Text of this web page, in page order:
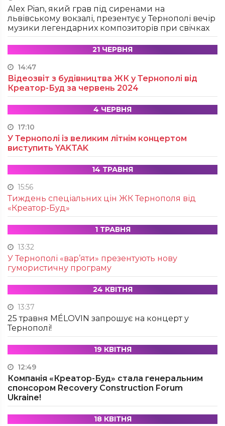
Alex Pian, який грав під сиренами на
львівському вокзалі, презентує у Тернополі вечір
музики легендарних композиторів при свічках
21 ЧЕРВНЯ
14:47
Відеозвіт з будівництва ЖК у Тернополі від
Креатор-Буд за червень 2024
4 ЧЕРВНЯ
17:10
У Тернополі із великим літнім концертом
виступить YAKTAK
14 ТРАВНЯ
15:56
Тиждень спеціальних цін ЖК Тернополя від
«Креатор-Буд»
1 ТРАВНЯ
13:32
У Тернополі «вар’яти» презентують нову
гумористичну програму
24 КВІТНЯ
13:37
25 травня MÉLOVIN запрошує на концерт у
Тернополі!
19 КВІТНЯ
12:49
Компанія «Креатор-Буд» стала генеральним
спонсором Recovery Construction Forum
Ukraine!
18 КВІТНЯ